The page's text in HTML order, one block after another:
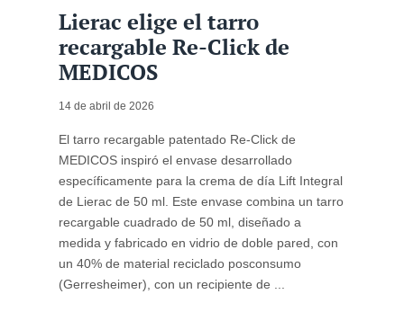
Lierac elige el tarro
recargable Re-Click de
MEDICOS
14 de abril de 2026
El tarro recargable patentado Re-Click de
MEDICOS inspiró el envase desarrollado
específicamente para la crema de día Lift Integral
de Lierac de 50 ml. Este envase combina un tarro
recargable cuadrado de 50 ml, diseñado a
medida y fabricado en vidrio de doble pared, con
un 40% de material reciclado posconsumo
(Gerresheimer), con un recipiente de ...